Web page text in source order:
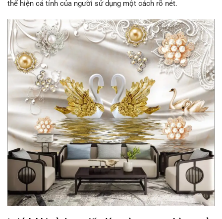
thể hiện cá tính của người sử dụng một cách rõ nét.